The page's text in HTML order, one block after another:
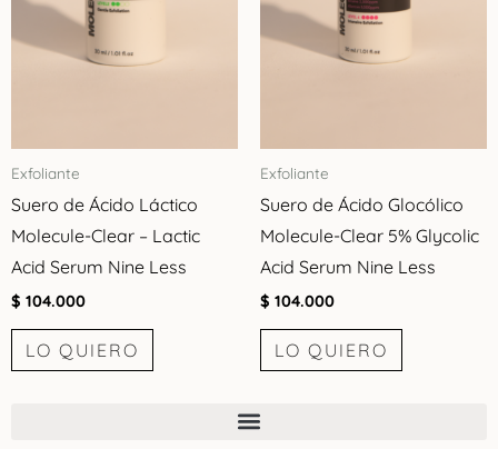
Exfoliante
Suero de Ácido Láctico
Molecule-Clear – Lactic
Acid Serum Nine Less
$ 104.000
LO QUIERO
Exfoliante
Suero de Ácido Glocólico
Molecule-Clear 5% Glycolic
Acid Serum Nine Less
$ 104.000
LO QUIERO